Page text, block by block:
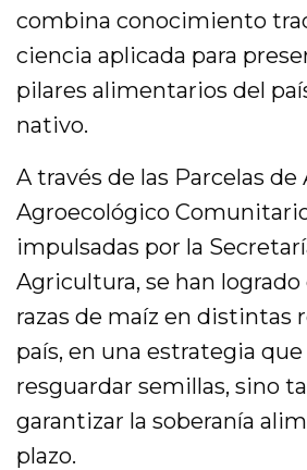
combina conocimiento
ciencia aplicada para
pilares alimentarios del
nativo.
A través de las Parcelas
Agroecológico
impulsadas por la
Agricultura, se han logrado
razas de maíz en distintas
país, en una estrategia
resguardar semillas, sino
garantizar la soberanía
plazo.